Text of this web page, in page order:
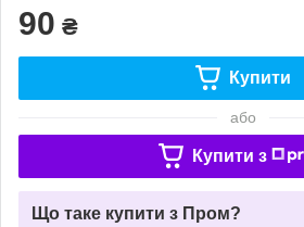
90 ₴
Купити
або
Купити з
Що таке купити з Пром?